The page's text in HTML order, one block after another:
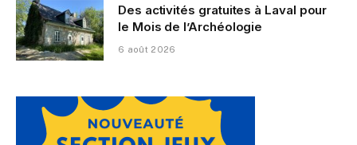
Des activités gratuites à Laval pour
le Mois de l’Archéologie
6 août 2026